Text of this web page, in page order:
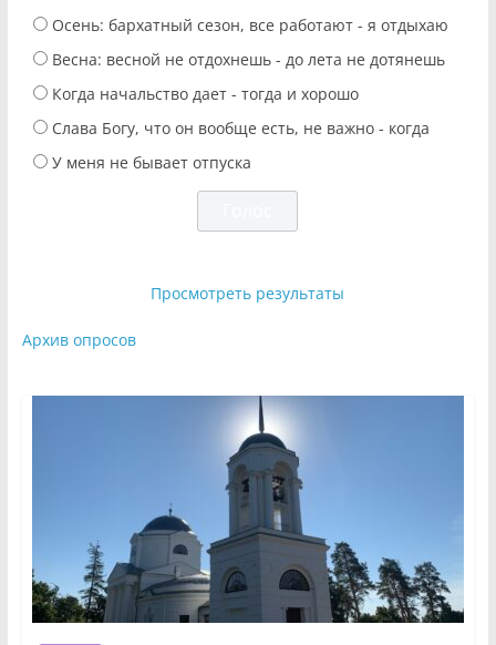
Осень: бархатный сезон, все работают - я отдыхаю
Весна: весной не отдохнешь - до лета не дотянешь
Когда начальство дает - тогда и хорошо
Слава Богу, что он вообще есть, не важно - когда
У меня не бывает отпуска
Просмотреть результаты
Архив опросов